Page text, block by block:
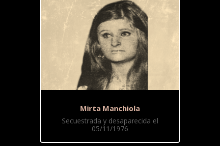
Mirta Manchiola
Secuestrada y desaparecida el
05/11/1976